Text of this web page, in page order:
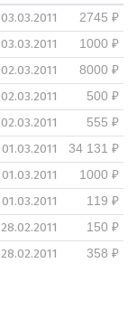
03.03.2011
2745 ₽
03.03.2011
1000 ₽
02.03.2011
8000 ₽
02.03.2011
500 ₽
02.03.2011
555 ₽
01.03.2011
34 131 ₽
01.03.2011
1000 ₽
01.03.2011
119 ₽
28.02.2011
150 ₽
28.02.2011 358 ₽